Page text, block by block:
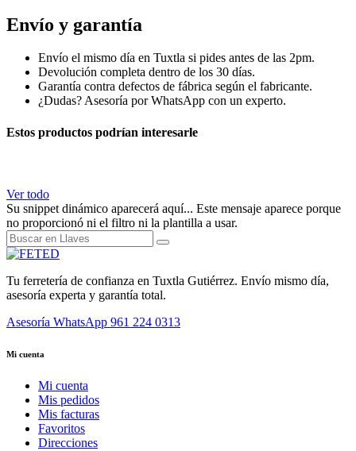
Envío y garantía
Envío el mismo día en Tuxtla si pides antes de las 2pm.
Devolución completa dentro de los 30 días.
Garantía contra defectos de fábrica según el fabricante.
¿Dudas? Asesoría por WhatsApp con un experto.
Estos productos podrían interesarle
Ver todo
Su snippet dinámico aparecerá aquí... Este mensaje aparece porque
no proporcionó ni el filtro ni la plantilla a usar.
Tu ferretería de confianza en Tuxtla Gutiérrez. Envío mismo día,
asesoría experta y garantía total.
Asesoría WhatsApp 961 224 0313
Mi cuenta
Mi cuenta
Mis pedidos
Mis facturas
Favoritos
Direcciones